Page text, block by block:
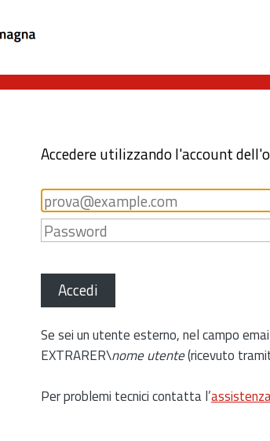
Accedere utilizzando l'account
Accedi
Se sei un utente esterno, nel campo
EXTRARER\nome utente(ricevuto
Per problemi tecnici contatta l’